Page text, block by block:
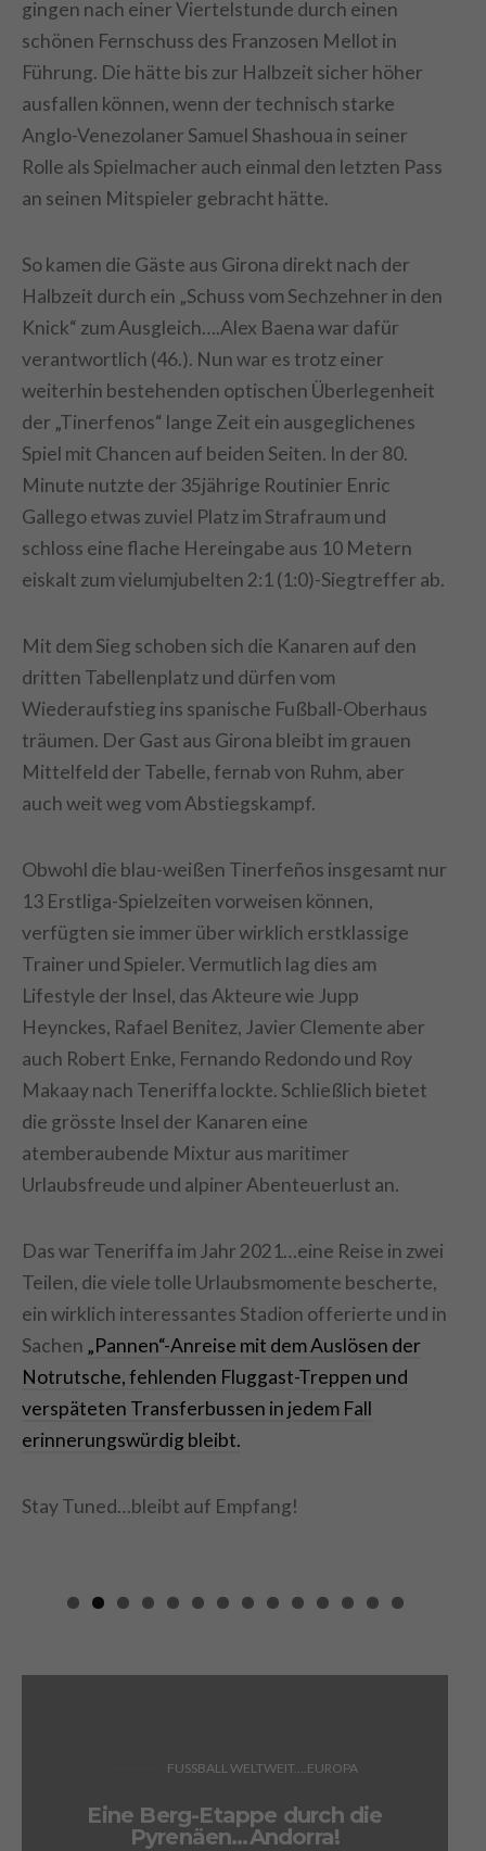
gingen nach einer Viertelstunde durch einen
schönen Fernschuss des Franzosen Mellot in
Führung. Die hätte bis zur Halbzeit sicher höher
ausfallen können, wenn der technisch starke
Anglo-Venezolaner Samuel Shashoua in seiner
Rolle als Spielmacher auch einmal den letzten Pass
an seinen Mitspieler gebracht hätte.
So kamen die Gäste aus Girona direkt nach der
Halbzeit durch ein „Schuss vom Sechzehner in den
Knick“ zum Ausgleich….Alex Baena war dafür
verantwortlich (46.). Nun war es trotz einer
weiterhin bestehenden optischen Überlegenheit
der „Tinerfenos“ lange Zeit ein ausgeglichenes
Spiel mit Chancen auf beiden Seiten. In der 80.
Minute nutzte der 35jährige Routinier Enric
Gallego etwas zuviel Platz im Strafraum und
schloss eine flache Hereingabe aus 10 Metern
eiskalt zum vielumjubelten 2:1 (1:0)-Siegtreffer ab.
Mit dem Sieg schoben sich die Kanaren auf den
dritten Tabellenplatz und dürfen vom
Wiederaufstieg ins spanische Fußball-Oberhaus
träumen. Der Gast aus Girona bleibt im grauen
Mittelfeld der Tabelle, fernab von Ruhm, aber
auch weit weg vom Abstiegskampf.
Obwohl die blau-weißen Tinerfeños insgesamt nur
13 Erstliga-Spielzeiten vorweisen können,
verfügten sie immer über wirklich erstklassige
Trainer und Spieler. Vermutlich lag dies am
Lifestyle der Insel, das Akteure wie Jupp
Heynckes, Rafael Benitez, Javier Clemente aber
auch Robert Enke, Fernando Redondo und Roy
Makaay nach Teneriffa lockte. Schließlich bietet
die grösste Insel der Kanaren eine
atemberaubende Mixtur aus maritimer
Urlaubsfreude und alpiner Abenteuerlust an.
Das war Teneriffa im Jahr 2021…eine Reise in zwei
Teilen, die viele tolle Urlaubsmomente bescherte,
ein wirklich interessantes Stadion offerierte und in
Sachen „Pannen“-Anreise mit dem Auslösen der
Notrutsche, fehlenden Fluggast-Treppen und
verspäteten Transferbussen in jedem Fall
erinnerungswürdig bleibt.
Stay Tuned…bleibt auf Empfang!
FUSSBALL WELTWEIT....EUROPA
Eine Berg-Etappe durch die
Pyrenäen…Andorra!